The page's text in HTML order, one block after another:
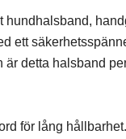
hundhalsband,
ett
är detta halsband
för lång hållbarhet.